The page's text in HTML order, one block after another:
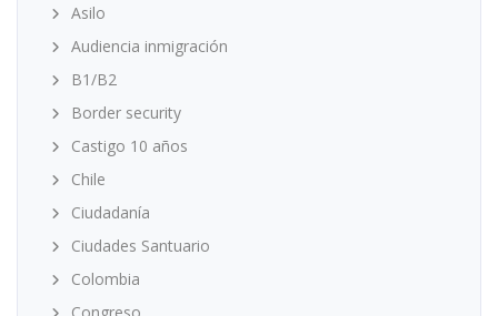
Asilo
Audiencia inmigración
B1/B2
Border security
Castigo 10 años
Chile
Ciudadanía
Ciudades Santuario
Colombia